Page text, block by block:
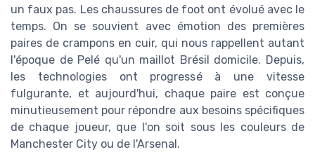
un faux pas. Les chaussures de foot ont évolué avec le
temps. On se souvient avec émotion des premières
paires de crampons en cuir, qui nous rappellent autant
l'époque de Pelé qu'un maillot Brésil domicile. Depuis,
les technologies ont progressé à une vitesse
fulgurante, et aujourd'hui, chaque paire est conçue
minutieusement pour répondre aux besoins spécifiques
de chaque joueur, que l'on soit sous les couleurs de
Manchester City ou de l'Arsenal.